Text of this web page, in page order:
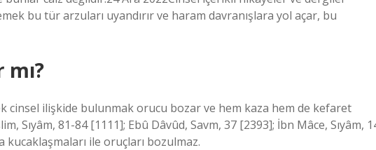
bu tür arzuları uyandırır ve haram davranışlara yol açar, bu
cinsel ilişkide bulunmak orucu bozar ve hem kaza hem de kefaret
Sıyâm, 81-84 [1111]; Ebû Dâvûd, Savm, 37 [2393]; İbn Mâce, Sıyâm,
ile oruçları bozulmaz.